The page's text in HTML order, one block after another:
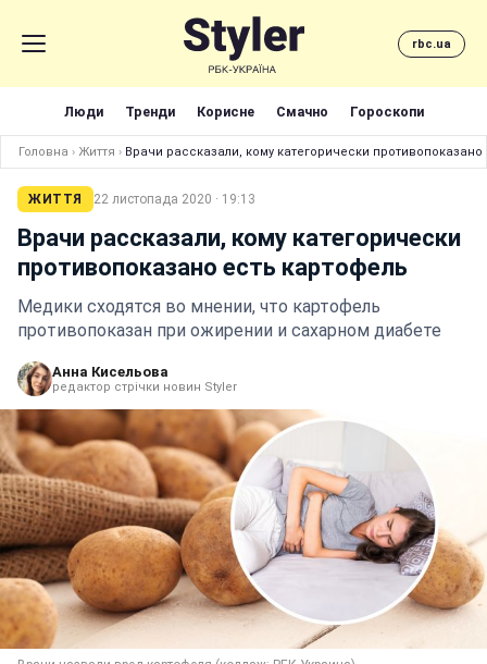
rbc.ua
Люди Тренди Корисне Смачно Гороскопи
Головна › Життя › Врачи рассказали, кому категорически
ЖИТТЯ 22 листопада 2020 · 19:13
Врачи рассказали, кому категорически
противопоказано есть картофель
Медики сходятся во мнении, что картофель
противопоказан при ожирении и сахарном диабете
Анна Кисельова
редактор стрічки новин Styler